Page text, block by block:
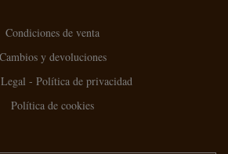
Condiciones de venta
Cambios y devoluciones
- Política de privacidad
Política de cookies